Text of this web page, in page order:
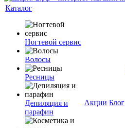
Каталог
Ногтевой сервис
Волосы
Ресницы
Депиляция и
парафин
Акции Блог